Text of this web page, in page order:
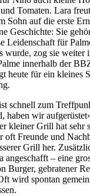
Tomaten. Lara
Sohn auf die erste
Geschichte: Sie
Leidenschaft für
wurde, zog sie weiter
innerhalb der
heute für ein kleines
schnell zum
haben wir
kleiner Grill hat sehr
oft Freunde und
Grill her.
angeschafft – eine
Burger, gebratener
wird spontan